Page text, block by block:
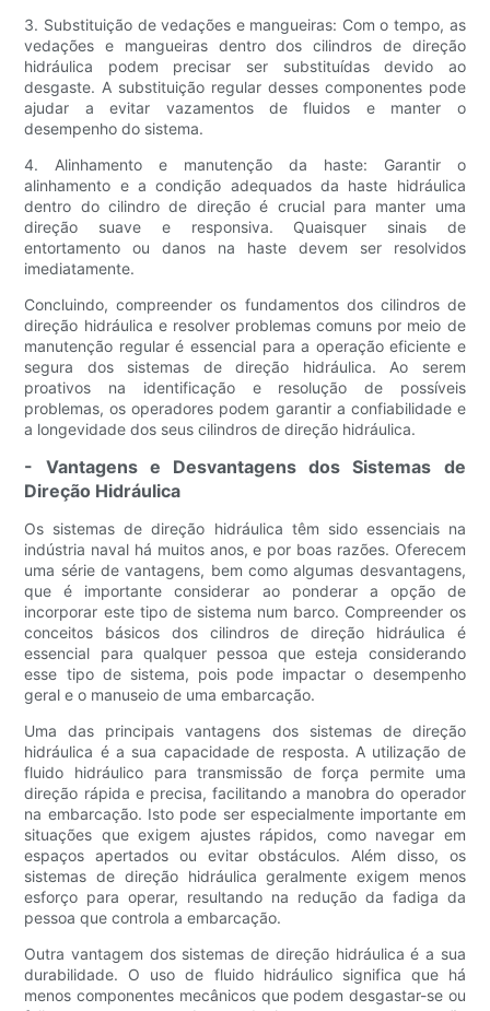
3. Substituição de vedações e mangueiras: Com o tempo, as
vedações e mangueiras dentro dos cilindros de direção
hidráulica podem precisar ser substituídas devido ao
desgaste. A substituição regular desses componentes pode
ajudar a evitar vazamentos de fluidos e manter o
desempenho do sistema.
4. Alinhamento e manutenção da haste: Garantir o
alinhamento e a condição adequados da haste hidráulica
dentro do cilindro de direção é crucial para manter uma
direção suave e responsiva. Quaisquer sinais de
entortamento ou danos na haste devem ser resolvidos
imediatamente.
Concluindo, compreender os fundamentos dos cilindros de
direção hidráulica e resolver problemas comuns por meio de
manutenção regular é essencial para a operação eficiente e
segura dos sistemas de direção hidráulica. Ao serem
proativos na identificação e resolução de possíveis
problemas, os operadores podem garantir a confiabilidade e
a longevidade dos seus cilindros de direção hidráulica.
- Vantagens e Desvantagens dos Sistemas de
Direção Hidráulica
Os sistemas de direção hidráulica têm sido essenciais na
indústria naval há muitos anos, e por boas razões. Oferecem
uma série de vantagens, bem como algumas desvantagens,
que é importante considerar ao ponderar a opção de
incorporar este tipo de sistema num barco. Compreender os
conceitos básicos dos cilindros de direção hidráulica é
essencial para qualquer pessoa que esteja considerando
esse tipo de sistema, pois pode impactar o desempenho
geral e o manuseio de uma embarcação.
Uma das principais vantagens dos sistemas de direção
hidráulica é a sua capacidade de resposta. A utilização de
fluido hidráulico para transmissão de força permite uma
direção rápida e precisa, facilitando a manobra do operador
na embarcação. Isto pode ser especialmente importante em
situações que exigem ajustes rápidos, como navegar em
espaços apertados ou evitar obstáculos. Além disso, os
sistemas de direção hidráulica geralmente exigem menos
esforço para operar, resultando na redução da fadiga da
pessoa que controla a embarcação.
Outra vantagem dos sistemas de direção hidráulica é a sua
durabilidade. O uso de fluido hidráulico significa que há
menos componentes mecânicos que podem desgastar-se ou